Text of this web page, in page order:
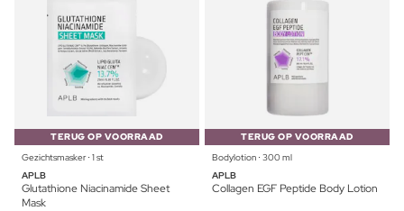
TERUG OP VOORRAAD
Gezichtsmasker ⋅ 1 st
APLB
Glutathione Niacinamide Sheet
Mask
TERUG OP VOORRAAD
Bodylotion ⋅ 300 ml
APLB
Collagen EGF Peptide Body Lotion